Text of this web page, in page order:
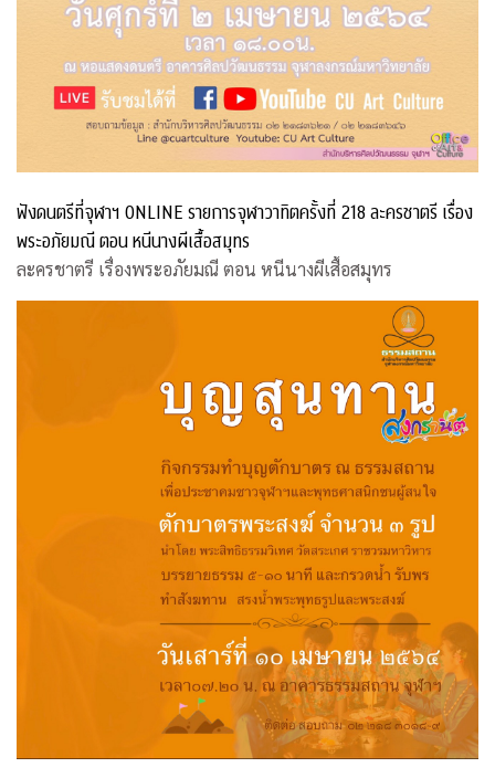
ฟังดนตรีที่จุฬาฯ ONLINE รายการจุฬาวาทิตครั้งที่ 218 ละครชาตรี เรื่อง
พระอภัยมณี ตอน หนีนางผีเสื้อสมุทร
ละครชาตรี เรื่องพระอภัยมณี ตอน หนีนางผีเสื้อสมุทร